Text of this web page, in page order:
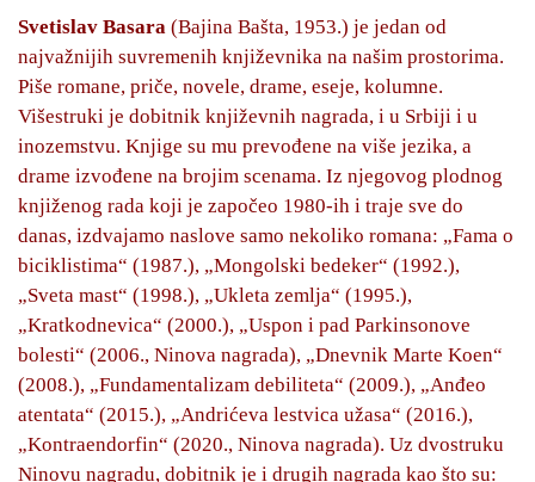
Svetislav Basara (Bajina Bašta, 1953.) je jedan od
najvažnijih suvremenih književnika na našim prostorima.
Piše romane, priče, novele, drame, eseje, kolumne.
Višestruki je dobitnik književnih nagrada, i u Srbiji i u
inozemstvu. Knjige su mu prevođene na više jezika, a
drame izvođene na brojim scenama. Iz njegovog plodnog
knjiženog rada koji je započeo 1980-ih i traje sve do
danas, izdvajamo naslove samo nekoliko romana: „Fama o
biciklistima“ (1987.), „Mongolski bedeker“ (1992.),
„Sveta mast“ (1998.), „Ukleta zemlja“ (1995.),
„Kratkodnevica“ (2000.), „Uspon i pad Parkinsonove
bolesti“ (2006., Ninova nagrada), „Dnevnik Marte Koen“
(2008.), „Fundamentalizam debiliteta“ (2009.), „Anđeo
atentata“ (2015.), „Andrićeva lestvica užasa“ (2016.),
„Kontraendorfin“ (2020., Ninova nagrada). Uz dvostruku
Ninovu nagradu, dobitnik je i drugih nagrada kao što su: